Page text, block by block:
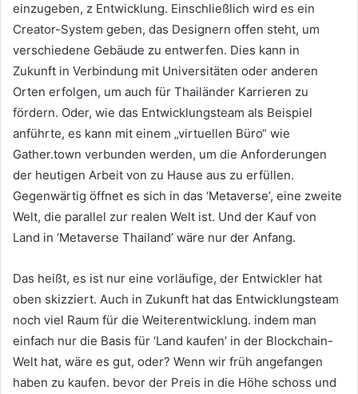
einzugeben, z Entwicklung. Einschließlich wird es ein
Creator-System geben, das Designern offen steht, um
verschiedene Gebäude zu entwerfen. Dies kann in
Zukunft in Verbindung mit Universitäten oder anderen
Orten erfolgen, um auch für Thailänder Karrieren zu
fördern. Oder, wie das Entwicklungsteam als Beispiel
anführte, es kann mit einem „virtuellen Büro“ wie
Gather.town verbunden werden, um die Anforderungen
der heutigen Arbeit von zu Hause aus zu erfüllen.
Gegenwärtig öffnet es sich in das ‘Metaverse’, eine zweite
Welt, die parallel zur realen Welt ist. Und der Kauf von
Land in ‘Metaverse Thailand’ wäre nur der Anfang.
Das heißt, es ist nur eine vorläufige, der Entwickler hat
oben skizziert. Auch in Zukunft hat das Entwicklungsteam
noch viel Raum für die Weiterentwicklung. indem man
einfach nur die Basis für ‘Land kaufen’ in der Blockchain-
Welt hat, wäre es gut, oder? Wenn wir früh angefangen
haben zu kaufen. bevor der Preis in die Höhe schoss und